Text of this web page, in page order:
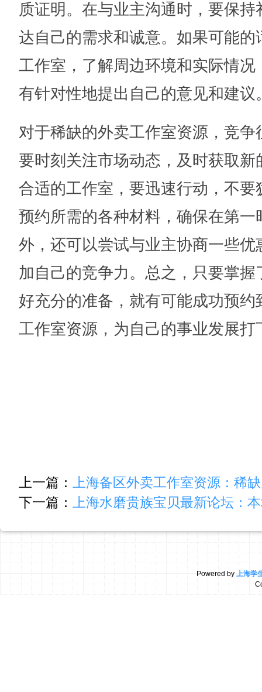
质证明。在与业主沟通时，要保
达自己的需求和诚意。如果可能
工作室，了解周边环境和实际情
有针对性地提出自己的意见和建议
对于稀缺的外卖工作室资源，竞
要时刻关注市场动态，及时获取
合适的工作室，要迅速行动，不
预约所需的各种材料，确保在第
外，还可以尝试与业主协商一些
加自己的竞争力。总之，只要掌
好充分的准备，就有可能成功预
工作室资源，为自己的事业发展打
上一篇：
上海备区外卖工作室资源：稀
下一篇：
上海水磨贵族宝贝最新论坛：
Powered by上海学